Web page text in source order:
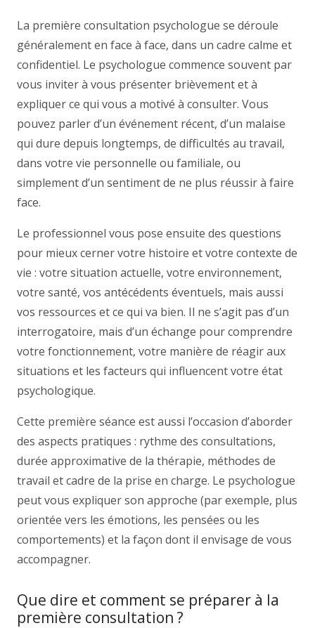
La première consultation psychologue se déroule
généralement en face à face, dans un cadre calme et
confidentiel. Le psychologue commence souvent par
vous inviter à vous présenter brièvement et à
expliquer ce qui vous a motivé à consulter. Vous
pouvez parler d’un événement récent, d’un malaise
qui dure depuis longtemps, de difficultés au travail,
dans votre vie personnelle ou familiale, ou
simplement d’un sentiment de ne plus réussir à faire
face.
Le professionnel vous pose ensuite des questions
pour mieux cerner votre histoire et votre contexte de
vie : votre situation actuelle, votre environnement,
votre santé, vos antécédents éventuels, mais aussi
vos ressources et ce qui va bien. Il ne s’agit pas d’un
interrogatoire, mais d’un échange pour comprendre
votre fonctionnement, votre manière de réagir aux
situations et les facteurs qui influencent votre état
psychologique.
Cette première séance est aussi l’occasion d’aborder
des aspects pratiques : rythme des consultations,
durée approximative de la thérapie, méthodes de
travail et cadre de la prise en charge. Le psychologue
peut vous expliquer son approche (par exemple, plus
orientée vers les émotions, les pensées ou les
comportements) et la façon dont il envisage de vous
accompagner.
Que dire et comment se préparer à la
première consultation ?